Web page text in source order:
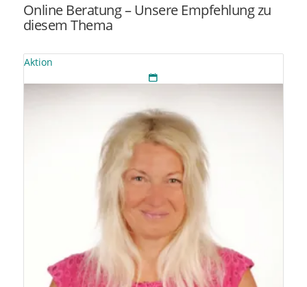
Online Beratung – Unsere Empfehlung zu
diesem Thema
Aktion